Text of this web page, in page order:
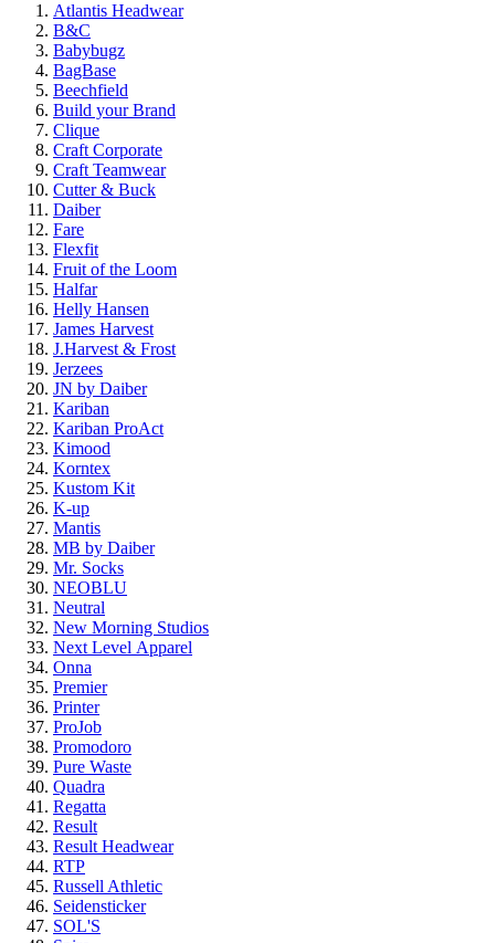
Atlantis Headwear
B&C
Babybugz
BagBase
Beechfield
Build your Brand
Clique
Craft Corporate
Craft Teamwear
Cutter & Buck
Daiber
Fare
Flexfit
Fruit of the Loom
Halfar
Helly Hansen
James Harvest
J.Harvest & Frost
Jerzees
JN by Daiber
Kariban
Kariban ProAct
Kimood
Korntex
Kustom Kit
K-up
Mantis
MB by Daiber
Mr. Socks
NEOBLU
Neutral
New Morning Studios
Next Level Apparel
Onna
Premier
Printer
ProJob
Promodoro
Pure Waste
Quadra
Regatta
Result
Result Headwear
RTP
Russell Athletic
Seidensticker
SOL'S